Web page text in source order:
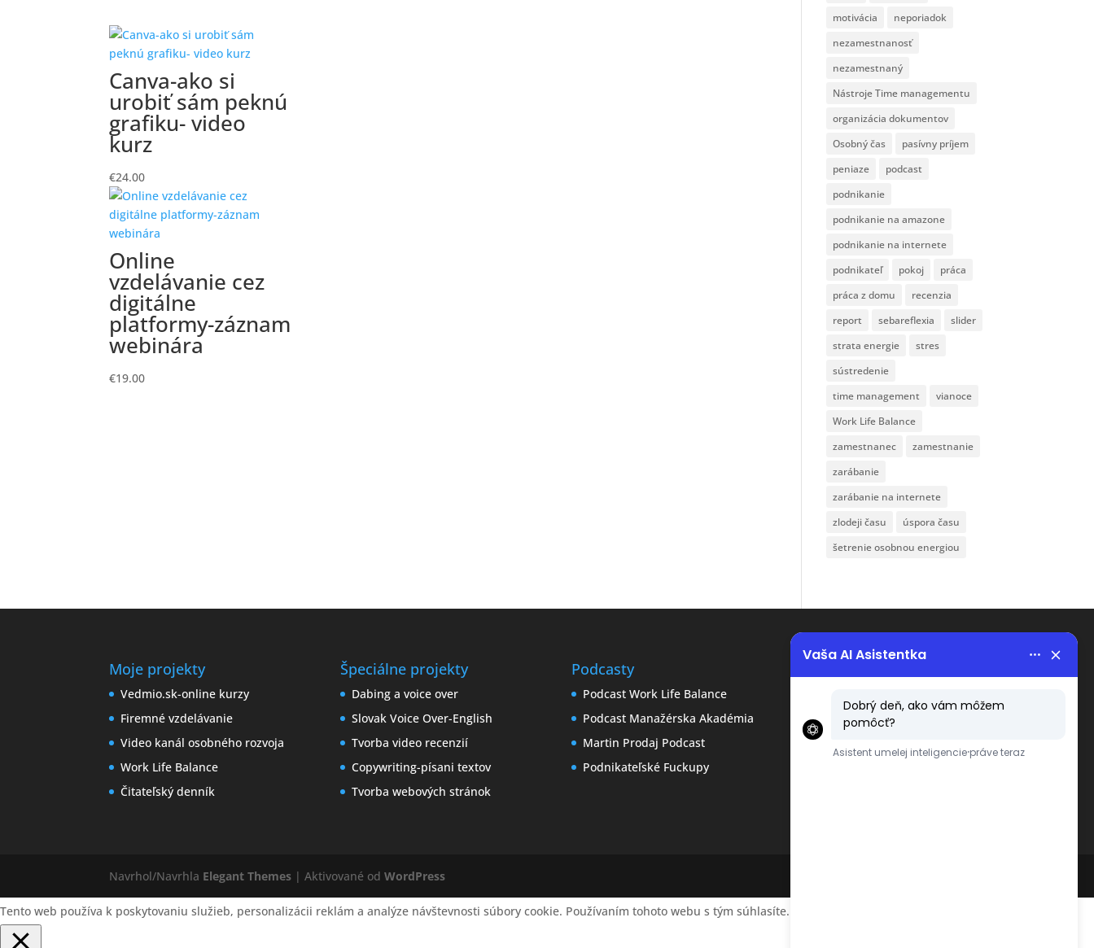
Canva-ako si
urobiť sám peknú
grafiku- video
kurz
€24.00
Online
vzdelávanie cez
digitálne
platformy-záznam
webinára
€19.00
motivácia
neporiadok
nezamestnanosť
nezamestnaný
Nástroje Time managementu
organizácia dokumentov
Osobný čas
pasívny príjem
peniaze
podcast
podnikanie
podnikanie na amazone
podnikanie na internete
podnikateľ
pokoj
práca
práca z domu
recenzia
report
sebareflexia
slider
strata energie
stres
sústredenie
time management
vianoce
Work Life Balance
zamestnanec
zamestnanie
zarábanie
zarábanie na internete
zlodeji času
úspora času
šetrenie osobnou energiou
Moje projekty
Vedmio.sk-online kurzy
Firemné vzdelávanie
Video kanál osobného rozvoja
Work Life Balance
Čitateľský denník
Špeciálne projekty
Dabing a voice over
Slovak Voice Over-English
Tvorba video recenzií
Copywriting-písani textov
Tvorba webových stránok
Podcasty
Podcast Work Life Balance
Podcast Manažérska Akadémia
Martin Prodaj Podcast
Podnikateľské Fuckupy
Ochrana osobných údajov
podľa GDPR
Navrhol/Navrhla Elegant Themes | Aktivované odWordPress
Tento web používa k poskytovaniu služieb, personalizácii reklám a analýze návštevnosti súbory cookie. Používaním tohoto webu s tým súhlasíte.